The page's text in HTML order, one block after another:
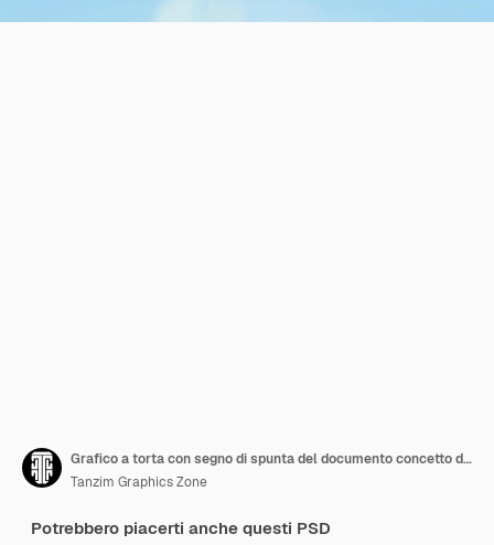
Grafico a torta con segno di spunta del documento concetto di rendering 3d per l'analisi delle informazioni sui dati completa
Tanzim Graphics Zone
Potrebbero piacerti anche questi PSD